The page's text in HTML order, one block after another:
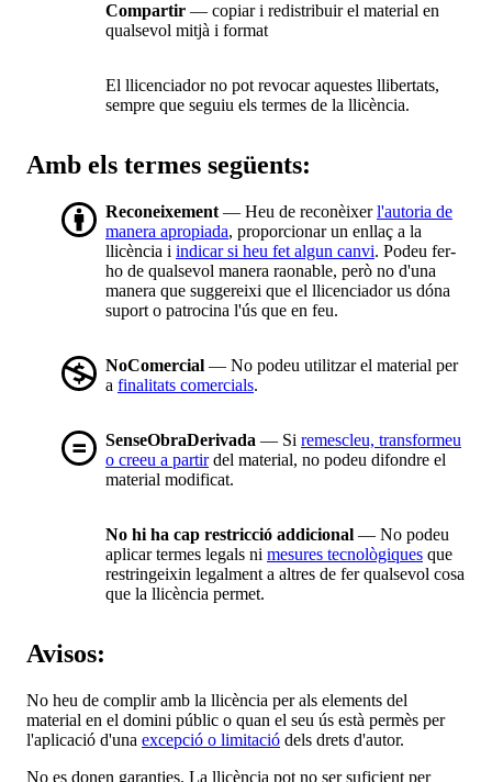
Compartir — copiar i redistribuir el material en
qualsevol mitjà i format
El llicenciador no pot revocar aquestes llibertats,
sempre que seguiu els termes de la llicència.
Amb els termes següents:
Reconeixement — Heu de reconèixerl'autoria de
manera apropiada, proporcionar un enllaç a la
llicència i indicar si heu fet algun canvi. Podeu fer-
ho de qualsevol manera raonable, però no d'una
manera que suggereixi que el llicenciador us dóna
suport o patrocina l'ús que en feu.
NoComercial — No podeu utilitzar el material per
a finalitats comercials.
SenseObraDerivada — Si remescleu, transformeu
o creeu a partirdel material, no podeu difondre el
material modificat.
No hi ha cap restricció addicional — No podeu
aplicar termes legals ni mesures tecnològiques que
restringeixin legalment a altres de fer qualsevol cosa
que la llicència permet.
Avisos:
No heu de complir amb la llicència per als elements del
material en el domini públic o quan el seu ús està permès per
l'aplicació d'una excepció o limitació dels drets d'autor.
No es donen garanties. La llicència pot no ser suficient per